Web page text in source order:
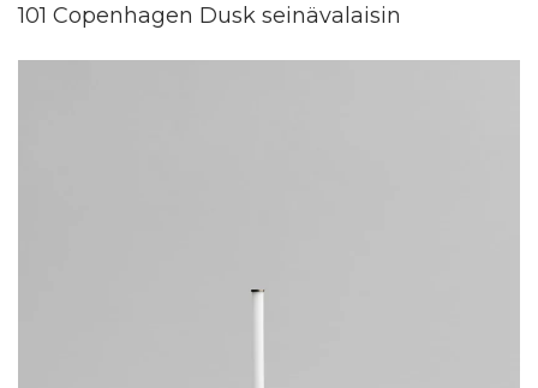
101 Copenhagen Dusk seinävalaisin